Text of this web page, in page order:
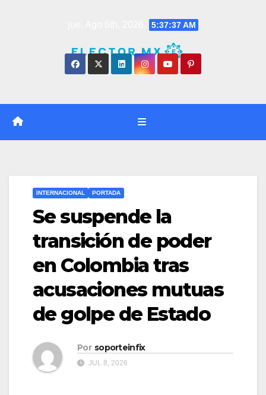
5:37:38 AM
INTERNACIONAL PORTADA
Se suspende la
transición de poder
en Colombia tras
acusaciones mutuas
de golpe de Estado
Por soporteinfix
JUL 8, 2026